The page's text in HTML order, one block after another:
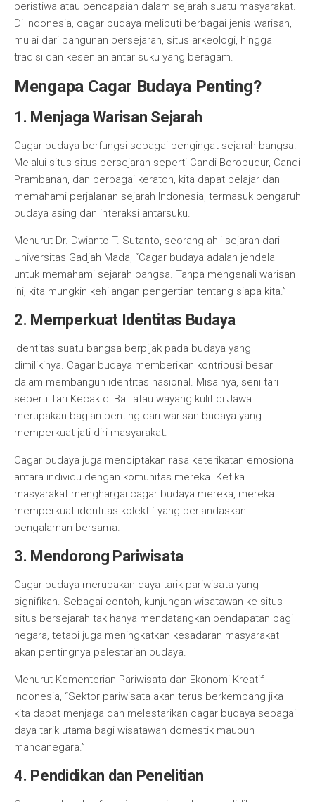
peristiwa atau pencapaian dalam sejarah suatu masyarakat.
Di Indonesia, cagar budaya meliputi berbagai jenis warisan,
mulai dari bangunan bersejarah, situs arkeologi, hingga
tradisi dan kesenian antar suku yang beragam.
Mengapa Cagar Budaya Penting?
1. Menjaga Warisan Sejarah
Cagar budaya berfungsi sebagai pengingat sejarah bangsa.
Melalui situs-situs bersejarah seperti Candi Borobudur, Candi
Prambanan, dan berbagai keraton, kita dapat belajar dan
memahami perjalanan sejarah Indonesia, termasuk pengaruh
budaya asing dan interaksi antarsuku.
Menurut Dr. Dwianto T. Sutanto, seorang ahli sejarah dari
Universitas Gadjah Mada, “Cagar budaya adalah jendela
untuk memahami sejarah bangsa. Tanpa mengenali warisan
ini, kita mungkin kehilangan pengertian tentang siapa kita.”
2. Memperkuat Identitas Budaya
Identitas suatu bangsa berpijak pada budaya yang
dimilikinya. Cagar budaya memberikan kontribusi besar
dalam membangun identitas nasional. Misalnya, seni tari
seperti Tari Kecak di Bali atau wayang kulit di Jawa
merupakan bagian penting dari warisan budaya yang
memperkuat jati diri masyarakat.
Cagar budaya juga menciptakan rasa keterikatan emosional
antara individu dengan komunitas mereka. Ketika
masyarakat menghargai cagar budaya mereka, mereka
memperkuat identitas kolektif yang berlandaskan
pengalaman bersama.
3. Mendorong Pariwisata
Cagar budaya merupakan daya tarik pariwisata yang
signifikan. Sebagai contoh, kunjungan wisatawan ke situs-
situs bersejarah tak hanya mendatangkan pendapatan bagi
negara, tetapi juga meningkatkan kesadaran masyarakat
akan pentingnya pelestarian budaya.
Menurut Kementerian Pariwisata dan Ekonomi Kreatif
Indonesia, “Sektor pariwisata akan terus berkembang jika
kita dapat menjaga dan melestarikan cagar budaya sebagai
daya tarik utama bagi wisatawan domestik maupun
mancanegara.”
4. Pendidikan dan Penelitian